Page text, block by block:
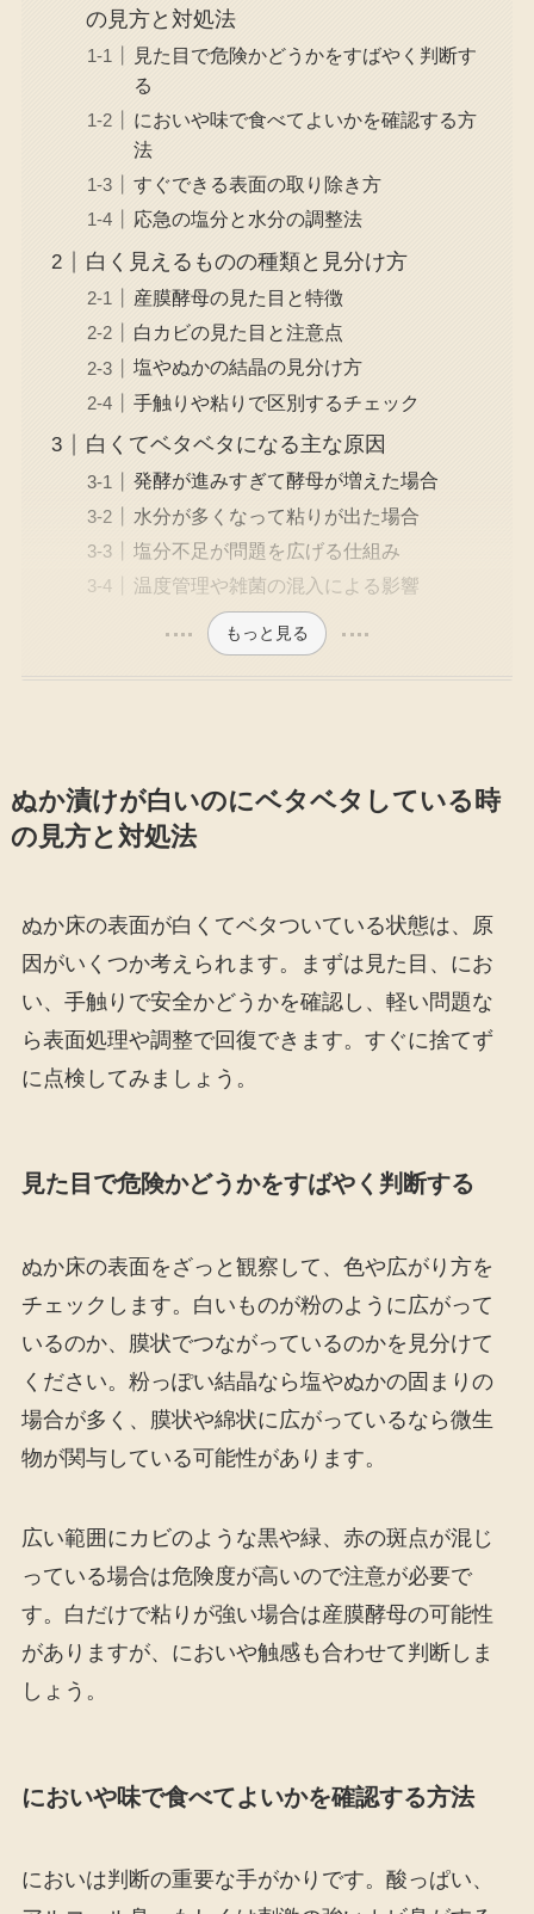
の見方と対処法
見た目で危険かどうかをすばやく判断す
る
においや味で食べてよいかを確認する方
法
すぐできる表面の取り除き方
応急の塩分と水分の調整法
白く見えるものの種類と見分け方
産膜酵母の見た目と特徴
白カビの見た目と注意点
塩やぬかの結晶の見分け方
手触りや粘りで区別するチェック
白くてベタベタになる主な原因
発酵が進みすぎて酵母が増えた場合
水分が多くなって粘りが出た場合
塩分不足が問題を広げる仕組み
温度管理や雑菌の混入による影響
もっと見る
ぬか漬けが白いのにベタベタしている時
の見方と対処法
ぬか床の表面が白くてベタついている状態は、原
因がいくつか考えられます。まずは見た目、にお
い、手触りで安全かどうかを確認し、軽い問題な
ら表面処理や調整で回復できます。すぐに捨てず
に点検してみましょう。
見た目で危険かどうかをすばやく判断する
ぬか床の表面をざっと観察して、色や広がり方を
チェックします。白いものが粉のように広がって
いるのか、膜状でつながっているのかを見分けて
ください。粉っぽい結晶なら塩やぬかの固まりの
場合が多く、膜状や綿状に広がっているなら微生
物が関与している可能性があります。
広い範囲にカビのような黒や緑、赤の斑点が混じ
っている場合は危険度が高いので注意が必要で
す。白だけで粘りが強い場合は産膜酵母の可能性
がありますが、においや触感も合わせて判断しま
しょう。
においや味で食べてよいかを確認する方法
においは判断の重要な手がかりです。酸っぱい、